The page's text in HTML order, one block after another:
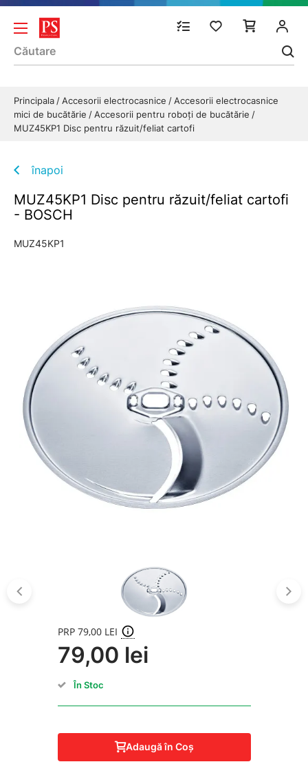
Principala Accesorii electrocasnice
Accesorii electrocasnice
mici de bucătărie
Accesorii pentru roboți de bucătărie
MUZ45KP1 Disc pentru răzuit/feliat cartofi
înapoi
MUZ45KP1 Disc pentru răzuit/feliat cartofi
- BOSCH
MUZ45KP1
PRP 79,00 LEI
79,00 lei
În Stoc
Adaugă în Coş